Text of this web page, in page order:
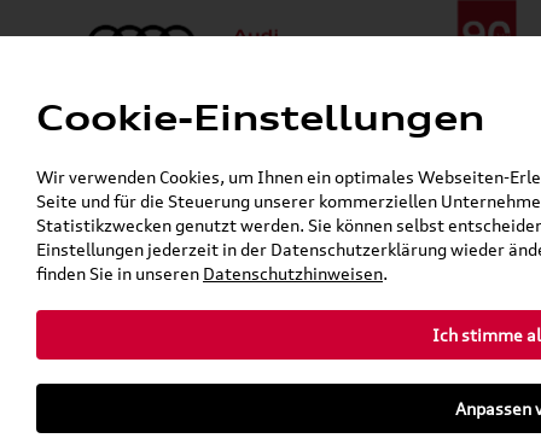
Menü
24h-Pannenhilfe:+49 (0)171 / 870 72 87
Öffnet in 7 Stunden, 12 Minuten
Verkauf:Mo. - Fr. 08:00 - 19:00 Uhr Sa. 09:00 - 13:00 Uhr
Service:Mo. - Fr. 06:00 - 20:00 Uhr Sa. 08:00 - 13:00 Uhr
Zurück zur Startseite
Cookie-Einstellungen
Wir verwenden Cookies, um Ihnen ein optimales Webseiten-
Seite und für die Steuerung unserer kommerziellen
Statistikzwecken genutzt werden. Sie können selbst
Einstellungen jederzeit in der Datenschutzerklärung wieder
finden Sie in unseren Datenschutzhinweisen.
Ich stimme
Anpassen